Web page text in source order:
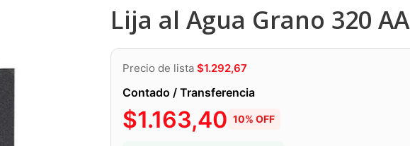
Lija al Agua Grano 320 AA
Precio de lista $1.292,67
Contado / Transferencia
$1.163,40 10% OFF